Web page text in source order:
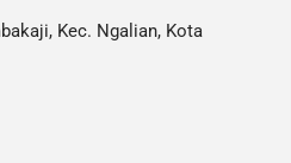
Kec. Ngalian, Kota